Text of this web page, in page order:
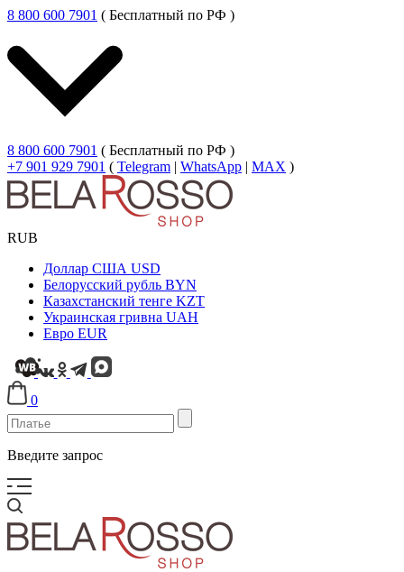
8 800 600 7901 ( Бесплатный по РФ )
8 800 600 7901 ( Бесплатный по РФ )
+7 901 929 7901 ( Telegram | WhatsApp | MAX )
RUB
Доллар США USD
Белорусский рубль BYN
Казахстанский тенге KZT
Украинская гривна UAH
Евро EUR
0
Введите запрос